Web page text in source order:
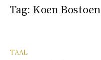
Tag: Koen Bostoen
TAAL